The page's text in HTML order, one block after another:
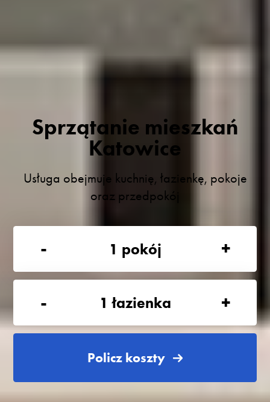
Sprzątanie mieszkań
Katowice
Usługa obejmuje kuchnię, łazienkę, pokoje
oraz przedpokój
- 1 pokój +
- 1 łazienka +
Policz koszty